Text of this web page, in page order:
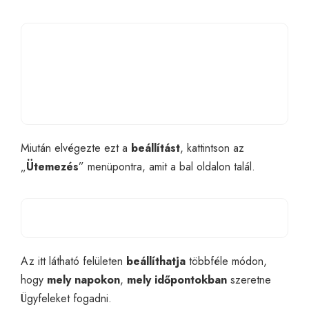
Miután elvégezte ezt a beállítást, kattintson az
„Ütemezés” menüpontra, amit a bal oldalon talál.
Az itt látható felületen beállíthatja többféle módon,
hogy mely napokon, mely időpontokban szeretne
Ügyfeleket fogadni.